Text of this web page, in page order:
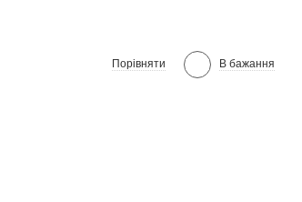
Порівняти В бажання